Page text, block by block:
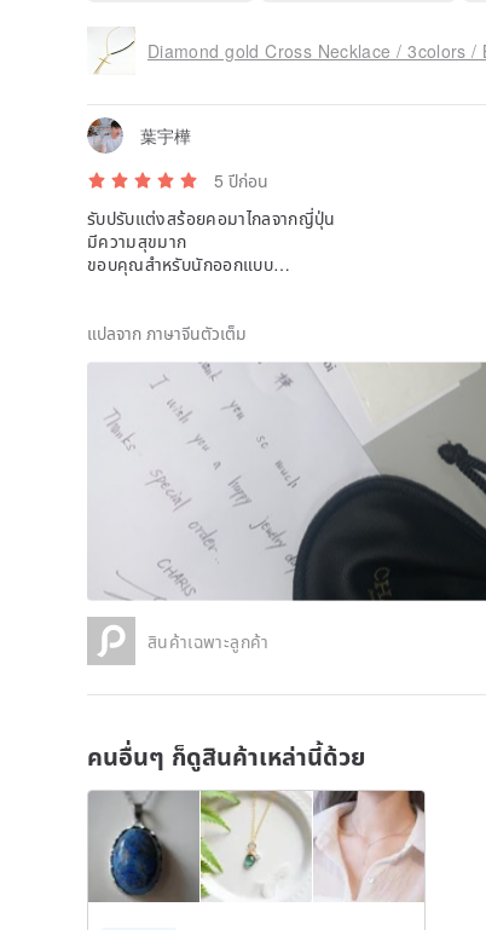
Diamond gold Cross Necklace / 3colors /
葉宇樺
5 ปีก่อน
รับปรับแต่งสร้อยคอมาไกลจากญี่ปุ่น
มีความสุขมาก
ขอบคุณสำหรับนักออกแบบ
แปลจาก ภาษาจีนตัวเต็ม
สินค้าเฉพาะลูกค้า
คนอื่นๆ ก็ดูสินค้าเหล่านี้ด้วย